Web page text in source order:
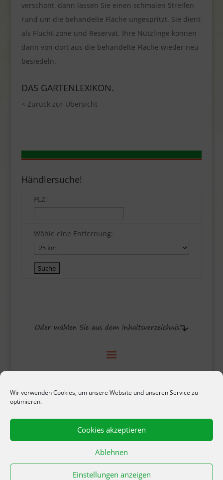
Wir verwenden Cookies, um unsere Website und unseren Service zu
optimieren.
Cookies akzeptieren
Ablehnen
Einstellungen anzeigen
verschont, dann lassen Sie einen schmalen Streifen
rund um die behandelte Fläche ungespritzt. Sie dient
als Flucht-zone und Reservat. Ihre Nützlinge können
dann von dort aus die behandelte Fläche wieder neu
besiedeln.
DAS GARTENLEXIKON.
< Zurück zur Übersicht
Händlersuche!
PLZ:
Wähle eine Entfernung:
Das Gartenlexikon im Internet.